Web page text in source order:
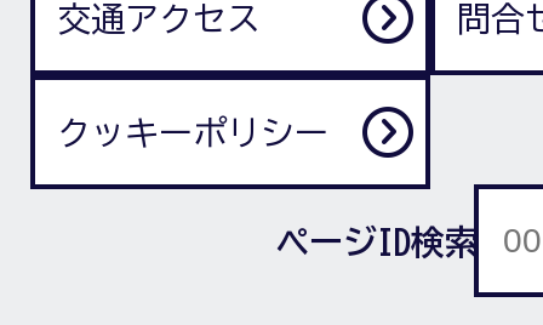
交通アクセス 問合
クッキーポリシー
ページID検索